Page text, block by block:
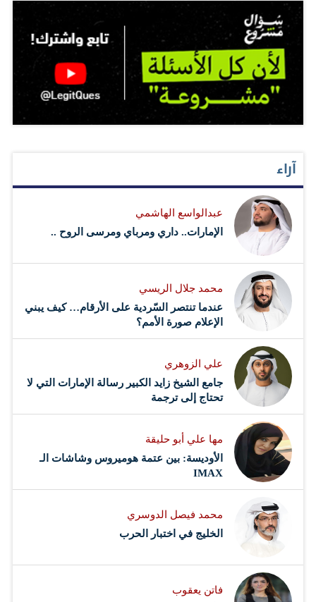
آراء
عبدالواسع الهاشمي
الإمارات.. داري ومرباي ومرسى الروح ..
محمد جلال الريسي
عندما تنتصر السّردية على الأرقام… كيف يبني
الإعلام صورة الأمم؟
علي الزوهري
جامع الشيخ زايد الكبير رسالة الإمارات التي لا
تحتاج إلى ترجمة
مها علي أبو حليقة
الأوديسة: بين عتمة هوميروس وشاشات الـ
IMAX
محمد فيصل الدوسري ​
‏الخليج في اختبار الحرب
فاتن يعقوب